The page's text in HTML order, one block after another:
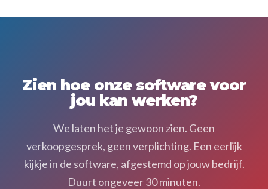
Zien hoe onze software voor
jou kan werken?
We laten het je gewoon zien. Geen
verkoopgesprek, geen verplichting. Een eerlijk
kijkje in de software, afgestemd op jouw bedrijf.
Duurt ongeveer 30 minuten.